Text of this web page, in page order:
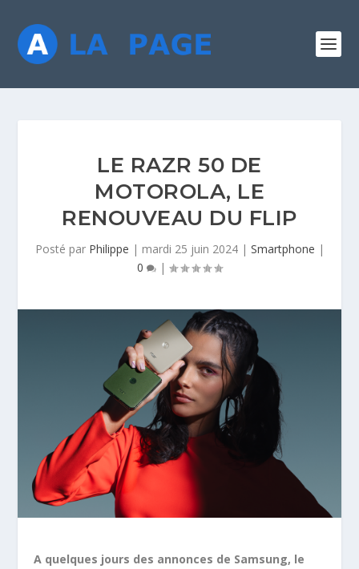
LE RAZR 50 DE
MOTOROLA, LE
RENOUVEAU DU FLIP
Posté par Philippe | mardi 25 juin 2024| Smartphone |
0
|
A quelques jours des annonces de Samsung, le